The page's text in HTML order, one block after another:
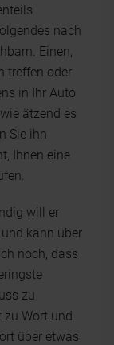
nach
Einen,
treffen oder
in Ihr Auto
ätzend es
Sie ihn
Ihnen eine
will er
kann über
noch, dass
zu
zu Wort und
über etwas